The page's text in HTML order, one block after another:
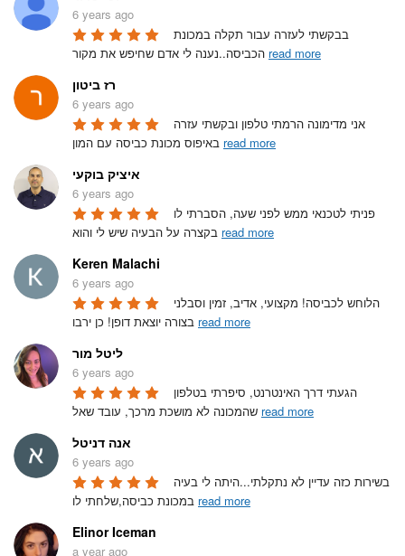
6 years ago
read more
רז ביטון
6 years ago
read more
איציק בוקעי
6 years ago
read more
Keren Malachi
6 years ago
read more
ליטל מור
6 years ago
read more
אנה דניטל
6 years ago
read more
Elinor Iceman
a year ago